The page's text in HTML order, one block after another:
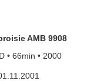
AMB 9908
• 66min • 2000